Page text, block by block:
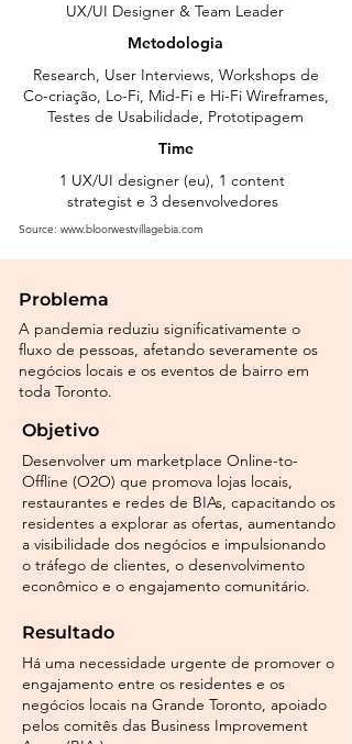
UX/UI Designer & Team Leader
Metodologia
Research, User Interviews, Workshops de
Co-criação, Lo-Fi, Mid-Fi e Hi-Fi Wireframes,
Testes de Usabilidade, Prototipagem
Time
1 UX/UI designer (eu), 1 content
strategist e 3 desenvolvedores
Source: www.bloorwestvillagebia.com
Problema
A pandemia reduziu significativamente o
fluxo de pessoas, afetando severamente os
negócios locais e os eventos de bairro em
toda Toronto.
Objetivo
Desenvolver um marketplace Online-to-
Offline (O2O) que promova lojas locais,
restaurantes e redes de BIAs, capacitando os
residentes a explorar as ofertas, aumentando
a visibilidade dos negócios e impulsionando
o tráfego de clientes, o desenvolvimento
econômico e o engajamento comunitário.
Resultado
Há uma necessidade urgente de promover o
engajamento entre os residentes e os
negócios locais na Grande Toronto, apoiado
pelos comitês das Business Improvement